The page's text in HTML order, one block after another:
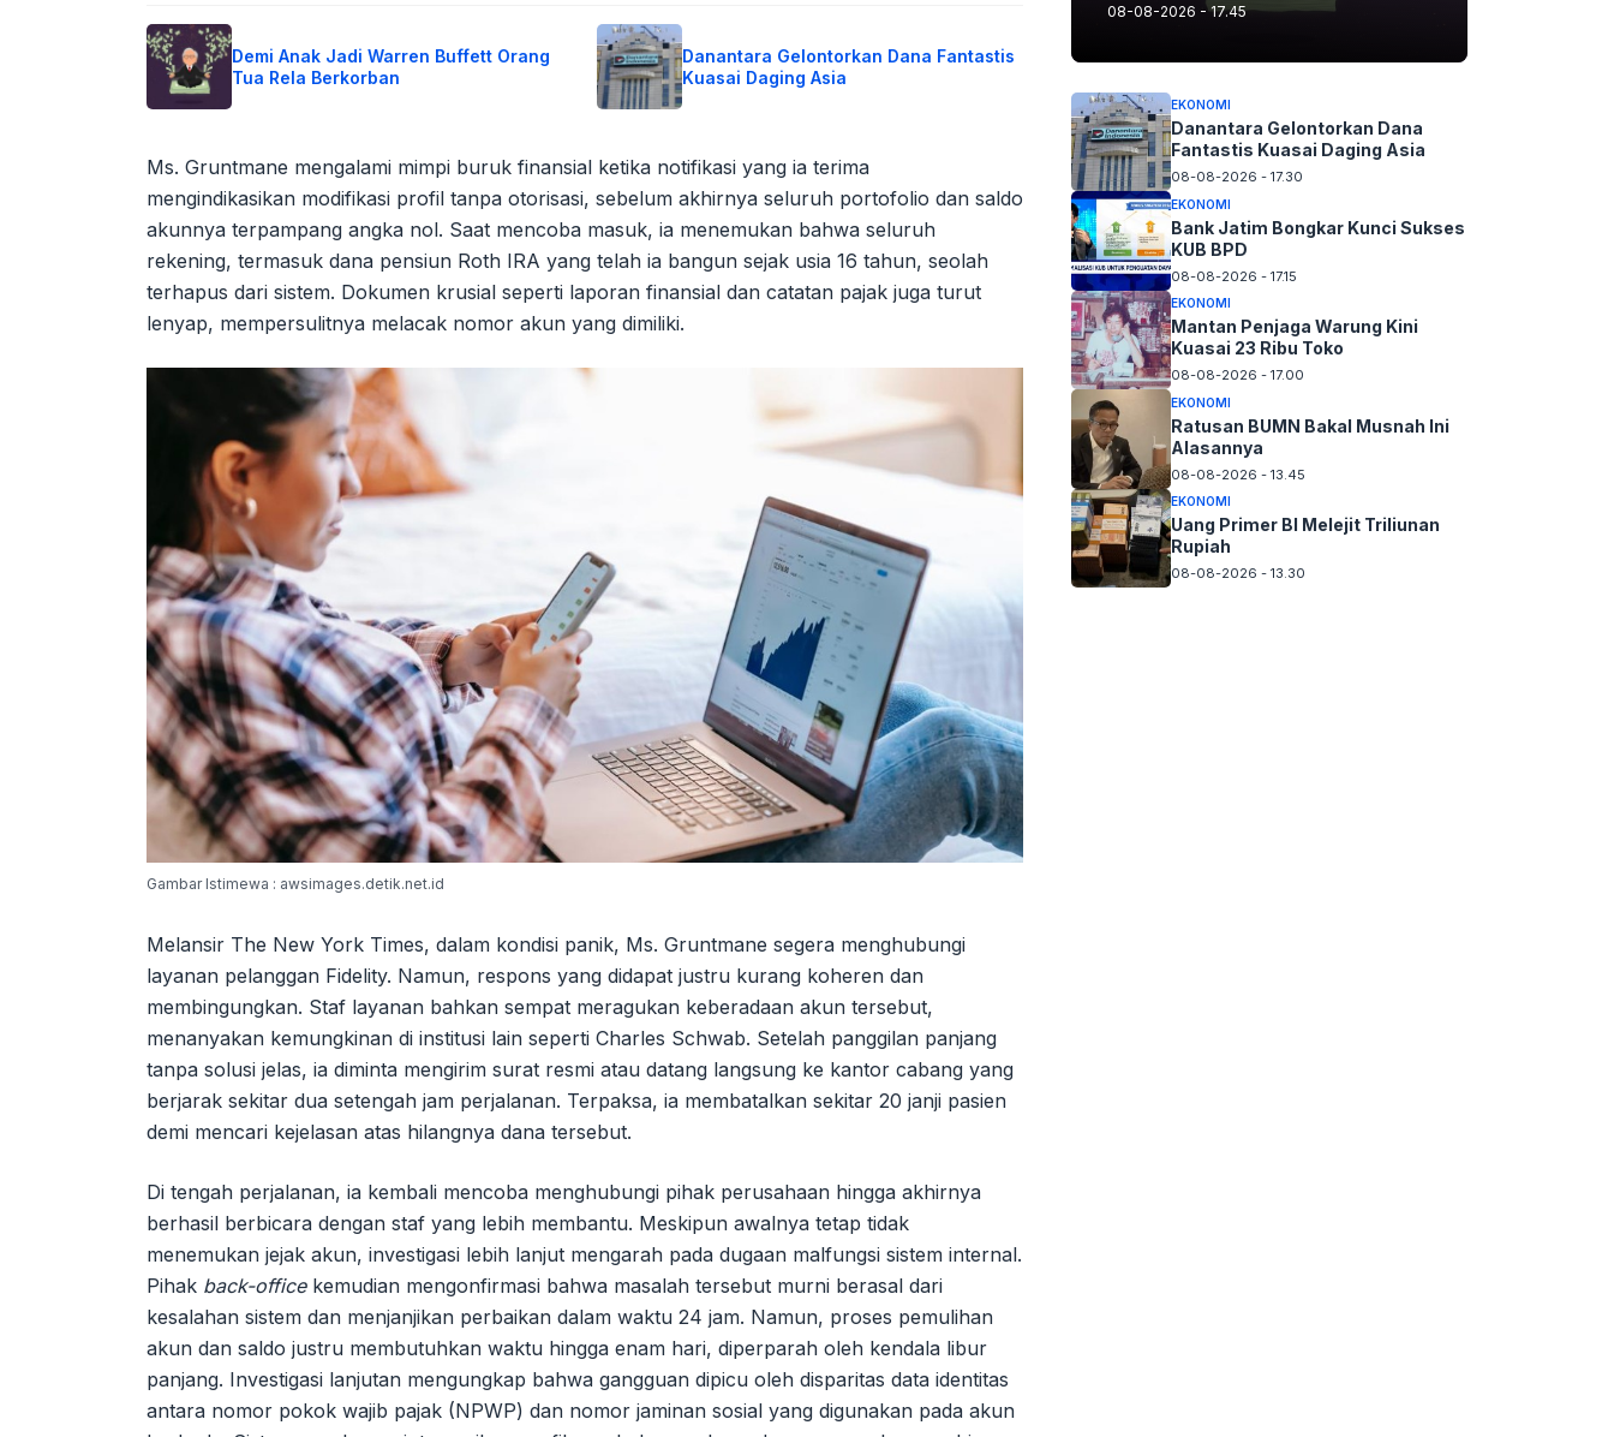
Demi Anak Jadi Warren Buffett Orang
Tua Rela Berkorban
Danantara Gelontorkan Dana Fantastis
Kuasai Daging Asia
Ms. Gruntmane mengalami mimpi buruk finansial ketika notifikasi yang ia terima
mengindikasikan modifikasi profil tanpa otorisasi, sebelum akhirnya seluruh portofolio dan saldo
akunnya terpampang angka nol. Saat mencoba masuk, ia menemukan bahwa seluruh
rekening, termasuk dana pensiun Roth IRA yang telah ia bangun sejak usia 16 tahun, seolah
terhapus dari sistem. Dokumen krusial seperti laporan finansial dan catatan pajak juga turut
lenyap, mempersulitnya melacak nomor akun yang dimiliki.
Gambar Istimewa : awsimages.detik.net.id
Melansir The New York Times, dalam kondisi panik, Ms. Gruntmane segera menghubungi
layanan pelanggan Fidelity. Namun, respons yang didapat justru kurang koheren dan
membingungkan. Staf layanan bahkan sempat meragukan keberadaan akun tersebut,
menanyakan kemungkinan di institusi lain seperti Charles Schwab. Setelah panggilan panjang
tanpa solusi jelas, ia diminta mengirim surat resmi atau datang langsung ke kantor cabang yang
berjarak sekitar dua setengah jam perjalanan. Terpaksa, ia membatalkan sekitar 20 janji pasien
demi mencari kejelasan atas hilangnya dana tersebut.
Di tengah perjalanan, ia kembali mencoba menghubungi pihak perusahaan hingga akhirnya
berhasil berbicara dengan staf yang lebih membantu. Meskipun awalnya tetap tidak
menemukan jejak akun, investigasi lebih lanjut mengarah pada dugaan malfungsi sistem internal.
Pihak back-officekemudian mengonfirmasi bahwa masalah tersebut murni berasal dari
kesalahan sistem dan menjanjikan perbaikan dalam waktu 24 jam. Namun, proses pemulihan
akun dan saldo justru membutuhkan waktu hingga enam hari, diperparah oleh kendala libur
panjang. Investigasi lanjutan mengungkap bahwa gangguan dipicu oleh disparitas data identitas
antara nomor pokok wajib pajak (NPWP) dan nomor jaminan sosial yang digunakan pada akun
08-08-2026 - 17.45
EKONOMI
Danantara Gelontorkan Dana
Fantastis Kuasai Daging Asia
08-08-2026 - 17.30
EKONOMI
Bank Jatim Bongkar Kunci Sukses
KUB BPD
08-08-2026 - 17.15
EKONOMI
Mantan Penjaga Warung Kini
Kuasai 23 Ribu Toko
08-08-2026 - 17.00
EKONOMI
Ratusan BUMN Bakal Musnah Ini
Alasannya
08-08-2026 - 13.45
EKONOMI
Uang Primer BI Melejit Triliunan
Rupiah
08-08-2026 - 13.30